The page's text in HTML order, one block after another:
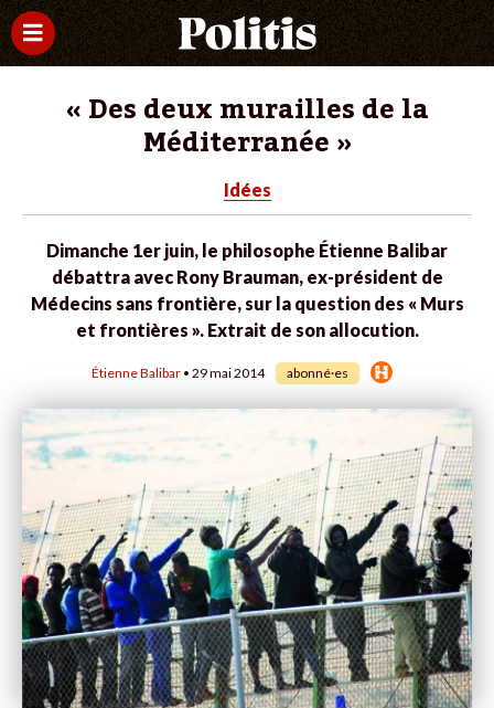
« Des deux murailles de la
Méditerranée »
Idées
Dimanche 1er juin, le philosophe Étienne Balibar
débattra avec Rony Brauman, ex-président de
Médecins sans frontière, sur la question des « Murs
et frontières ». Extrait de son allocution.
Étienne Balibar • 29 mai 2014 abonné·es